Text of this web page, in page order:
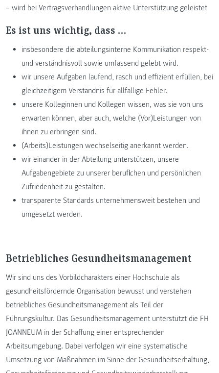
– wird bei Vertragsverhandlungen aktive Unterstützung geleistet
Es ist uns wichtig, dass …
insbesondere die abteilungsinterne Kommunikation respekt-
und verständnisvoll sowie umfassend gelebt wird.
wir unsere Aufgaben laufend, rasch und effizient erfüllen, bei
gleichzeitigem Verständnis für allfällige Fehler.
unsere Kolleginnen und Kollegen wissen, was sie von uns
erwarten können, aber auch, welche (Vor)Leistungen von
ihnen zu erbringen sind.
(Arbeits)Leistungen wechselseitig anerkannt werden.
wir einander in der Abteilung unterstützen, unsere
Aufgabengebiete zu unserer beruflichen und persönlichen
Zufriedenheit zu gestalten.
transparente Standards unternehmensweit bestehen und
umgesetzt werden.
Betriebliches Gesundheitsmanagement
Wir sind uns des Vorbildcharakters einer Hochschule als
gesundheitsfördernde Organisation bewusst und verstehen
betriebliches Gesundheitsmanagement als Teil der
Führungskultur. Das Gesundheitsmanagement unterstützt die FH
JOANNEUM in der Schaffung einer entsprechenden
Arbeitsumgebung. Dabei verfolgen wir eine systematische
Umsetzung von Maßnahmen im Sinne der Gesundheitserhaltung,